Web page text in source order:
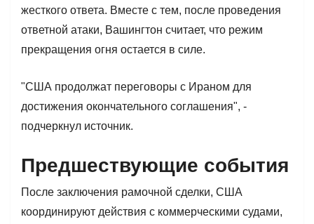
жесткого ответа. Вместе с тем, после проведения
ответной атаки, Вашингтон считает, что режим
прекращения огня остается в силе.
"США продолжат переговоры с Ираном для
достижения окончательного соглашения", -
подчеркнул источник.
Предшествующие события
После заключения рамочной сделки, США
координируют действия с коммерческими судами,